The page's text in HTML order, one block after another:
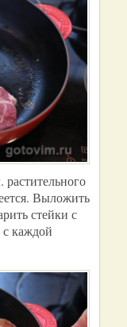
растительного
Выложить
стейки с
каждой